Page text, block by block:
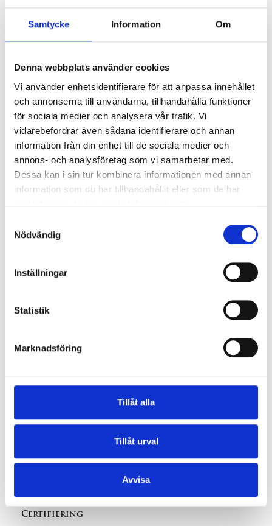
Samtycke Information Om
Denna webbplats använder cookies
Vi använder enhetsidentifierare för att anpassa innehållet
och annonserna till användarna, tillhandahålla funktioner
för sociala medier och analysera vår trafik. Vi
vidarebefordrar även sådana identifierare och annan
information från din enhet till de sociala medier och
annons- och analysföretag som vi samarbetar med.
Dessa kan i sin tur kombinera informationen med annan
information som du har tillhandahållit eller som de har
Nödvändig
Inställningar
Statistik
Marknadsföring
Tillåt alla
Tillåt urval
Avvisa
Följ oss
Offertförfrågan
Byt till A3Cert
Kontakta oss
info@a3cert.com
Om A3Cert
Våra revisorer
Uttalande om certifiering
Klagomål och överklaganden
Certifiering